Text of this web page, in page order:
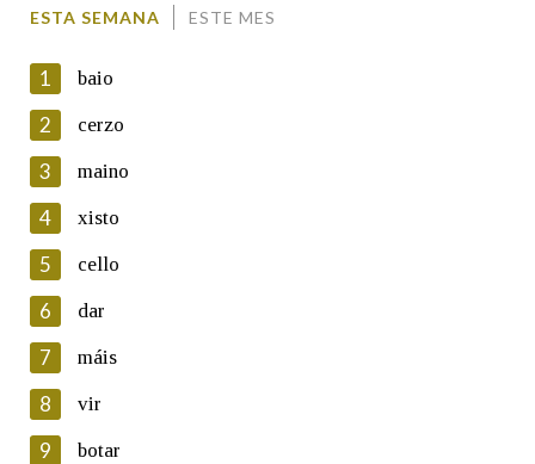
En cumprimento da normativa vixente en materia de
Protección de Datos de Carácter Persoal, a Real Academia
Galega informa a aqueles usuarios que faciliten o seu correo
electrónico, así como calquera outra información de carácter
persoal, que estes datos serán obxecto de tratamento
automatizado de carácter confidencial e incorporados aos seus
ficheiros informáticos. Así mesmo, os usuarios poderán exercer o
seu dereito de acceso, rectificación, oposición e cancelación dos
seus datos poñéndose en contacto connosco.
Lin e acepto as condicións da política de
ESTA SEMANA ESTE MES
1 baio
2 cerzo
3 maino
4 xisto
5 cello
6 dar
7 máis
8 vir
9 botar